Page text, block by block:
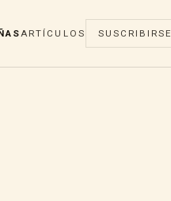
ARTÍCULOS SUSCRIBIRSE